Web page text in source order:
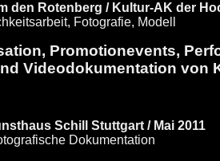
den Rotenberg / Kultur-AK der
Fotografie, Modell
Promotionevents,
Videodokumentation von
Schill Stuttgart / Mai 2011
Dokumentation